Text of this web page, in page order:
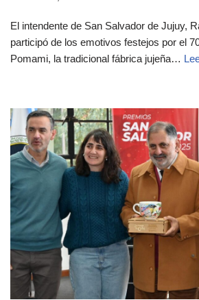
El intendente de San Salvador de Jujuy,
participó de los emotivos festejos por el
Pomami, la tradicional fábrica jujeña…